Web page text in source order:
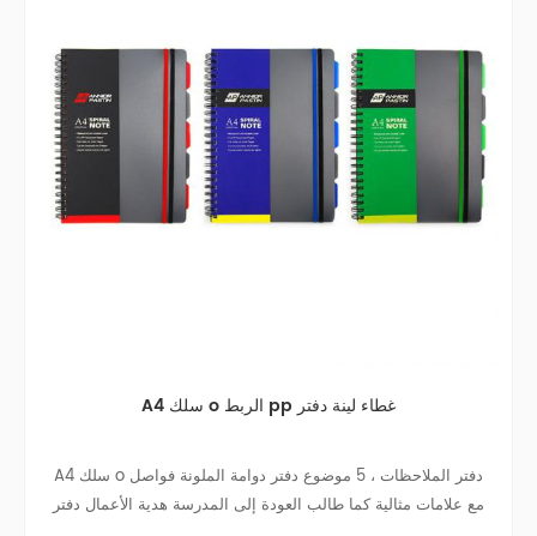
A4 سلك o الربط pp غطاء لينة دفتر
A4 سلك o دفتر الملاحظات ، 5 موضوع دفتر دوامة الملونة فواصل
مع علامات مثالية كما طالب العودة إلى المدرسة هدية الأعمال دفتر